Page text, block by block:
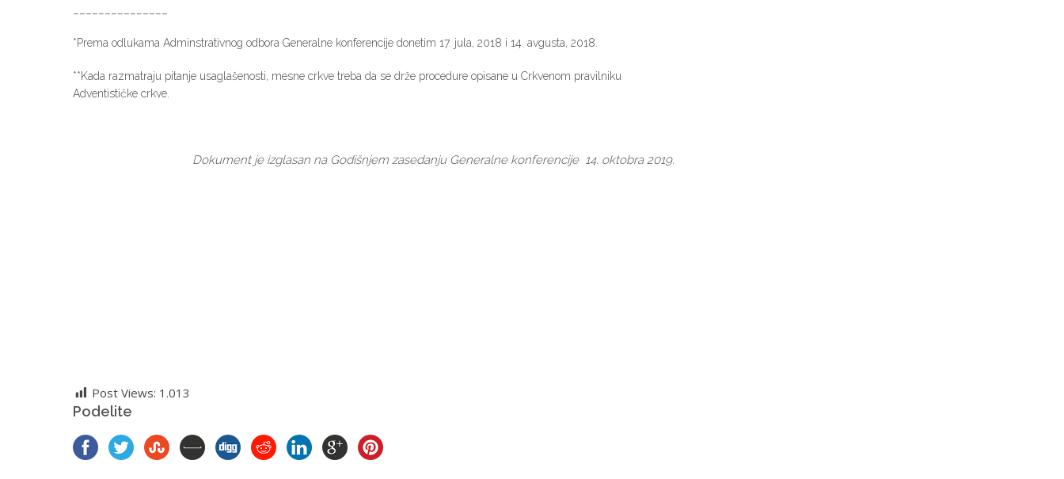
*Prema odlukama Adminstrativnog odbora Generalne konferencije donetim 17. jula, 2018 i 14. avgusta, 2018.
**Kada razmatraju pitanje usaglašenosti, mesne crkve treba da se drže procedure opisane u Crkvenom pravilniku
Adventističke crkve.
Dokument je izglasan na Godišnjem zasedanju Generalne konferencije 14. oktobra 2019.
Post Views: 1.013
Podelite